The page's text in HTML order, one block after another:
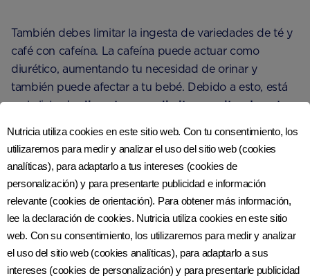
También debes limitar la ingesta de variedades de té y
café con cafeína. La cafeína puede actuar como
diurético, aumentando tu necesidad de orinar y
también puede afectar a tu bebé. Debido a esto, está
en la lista dealimentos para limitar o evitar durante
200 mg por día 8
Preparándote para beber por
dos
Considera que la ingesta adicional de líquidos que
necesitesdurante el embarazo es una buena práctica
Nutricia utiliza cookies en este sitio web. Con tu consentimiento, los
utilizaremos para medir y analizar el uso del sitio web (cookies
analíticas), para adaptarlo a tus intereses (cookies de
personalización) y para presentarte publicidad e información
relevante (cookies de orientación). Para obtener más información,
lee la declaración de cookies. Nutricia utiliza cookies en este sitio
web. Con su consentimiento, los utilizaremos para medir y analizar
el uso del sitio web (cookies analíticas), para adaptarlo a sus
intereses (cookies de personalización) y para presentarle publicidad